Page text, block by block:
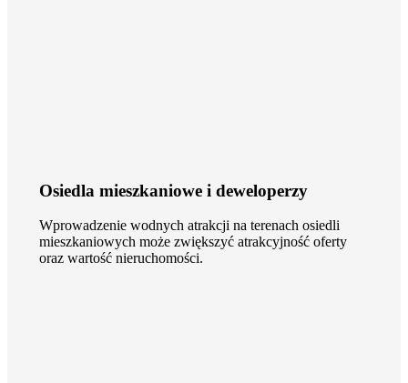
Osiedla mieszkaniowe i deweloperzy
Wprowadzenie wodnych atrakcji na terenach osiedli
mieszkaniowych może zwiększyć atrakcyjność oferty
oraz wartość nieruchomości.